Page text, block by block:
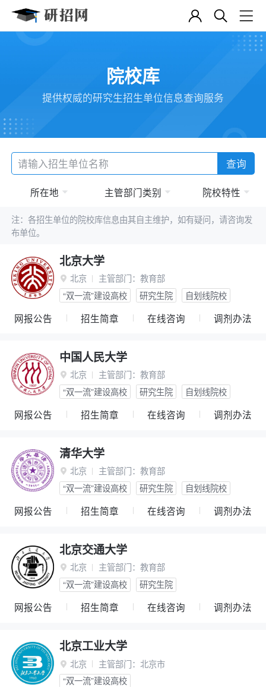
院校库
提供权威的研究生招生单位信息查询服务
查询
所在地 主管部门类别 院校特性
注：各招生单位的院校库信息由其自主维护，如有疑问，请咨询发
布单位。
北京大学
 北京 主管部门： 教育部
“双一流”建设高校
研究生院 自划线院校
网报公告 招生简章 在线咨询 调剂办法
中国人民大学
 北京 主管部门： 教育部
“双一流”建设高校
研究生院 自划线院校
网报公告 招生简章 在线咨询 调剂办法
清华大学
 北京 主管部门： 教育部
“双一流”建设高校
研究生院 自划线院校
网报公告 招生简章 在线咨询 调剂办法
北京交通大学
 北京 主管部门： 教育部
“双一流”建设高校
研究生院
网报公告 招生简章 在线咨询 调剂办法
北京工业大学
 北京 主管部门： 北京市
“双一流”建设高校